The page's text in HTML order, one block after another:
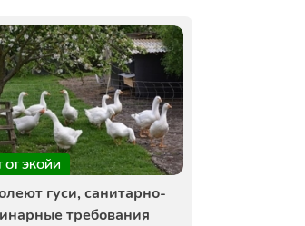
ОТ ЭКОЙИ
гуси, санитарно-
требования